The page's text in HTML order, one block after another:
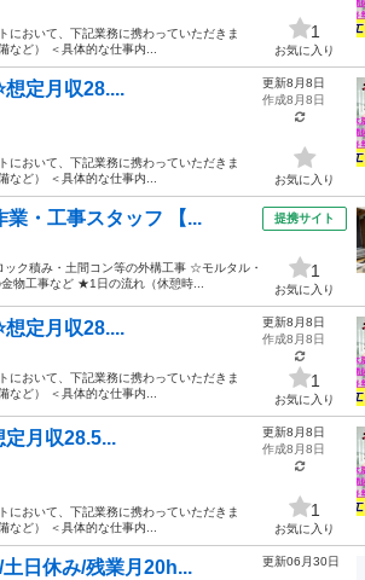
において、下記業務に携わっていただきま
など） ＜具体的な仕事内...
1
お気に入り
想定月収28....
において、下記業務に携わっていただきま
など） ＜具体的な仕事内...
更新8月8日
作成8月8日
お気に入り
・工事スタッフ 【...
ク積み・土間コン等の外構工事 ☆モルタル・
物工事など ★1日の流れ（休憩時...
提携サイト
1
お気に入り
想定月収28....
において、下記業務に携わっていただきま
など） ＜具体的な仕事内...
更新8月8日
作成8月8日
1
お気に入り
定月収28.5...
において、下記業務に携わっていただきま
など） ＜具体的な仕事内...
更新8月8日
作成8月8日
1
お気に入り
日休み/残業月20h... 更新06月30日